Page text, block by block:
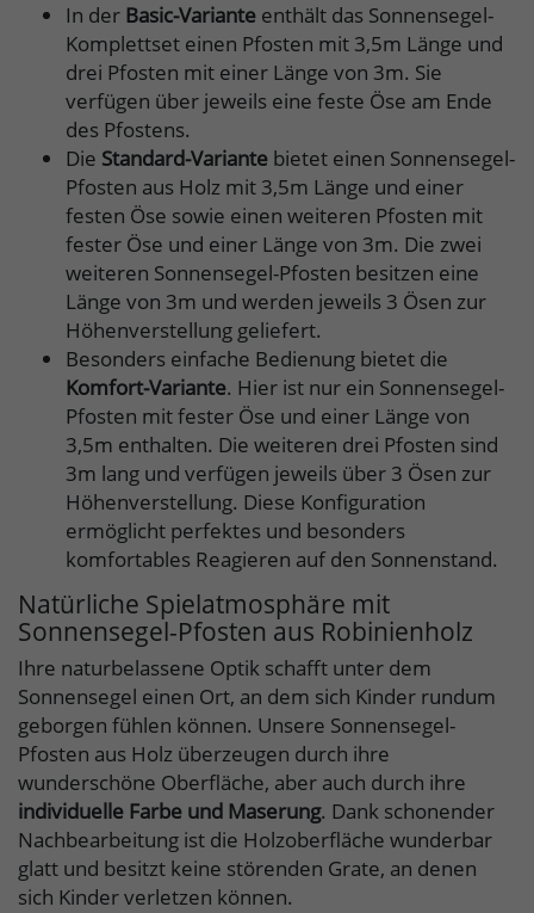
In der Basic-Variante enthält das Sonnensegel-
Komplettset einen Pfosten mit 3,5m Länge und
drei Pfosten mit einer Länge von 3m. Sie
verfügen über jeweils eine feste Öse am Ende
des Pfostens.
Die Standard-Variante bietet einen Sonnensegel-
Pfosten aus Holz mit 3,5m Länge und einer
festen Öse sowie einen weiteren Pfosten mit
fester Öse und einer Länge von 3m. Die zwei
weiteren Sonnensegel-Pfosten besitzen eine
Länge von 3m und werden jeweils 3 Ösen zur
Höhenverstellung geliefert.
Besonders einfache Bedienung bietet die
Komfort-Variante. Hier ist nur ein Sonnensegel-
Pfosten mit fester Öse und einer Länge von
3,5m enthalten. Die weiteren drei Pfosten sind
3m lang und verfügen jeweils über 3 Ösen zur
Höhenverstellung. Diese Konfiguration
ermöglicht perfektes und besonders
komfortables Reagieren auf den Sonnenstand.
Natürliche Spielatmosphäre mit
Sonnensegel-Pfosten aus Robinienholz
Ihre naturbelassene Optik schafft unter dem
Sonnensegel einen Ort, an dem sich Kinder rundum
geborgen fühlen können. Unsere Sonnensegel-
Pfosten aus Holz überzeugen durch ihre
wunderschöne Oberfläche, aber auch durch ihre
individuelle Farbe und Maserung. Dank schonender
Nachbearbeitung ist die Holzoberfläche wunderbar
glatt und besitzt keine störenden Grate, an denen
sich Kinder verletzen können.